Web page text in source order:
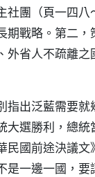
團（頁一四
戰略。第二
省人不疏離之
出泛藍需要
選勝利，總
國前途決議
一邊一國，